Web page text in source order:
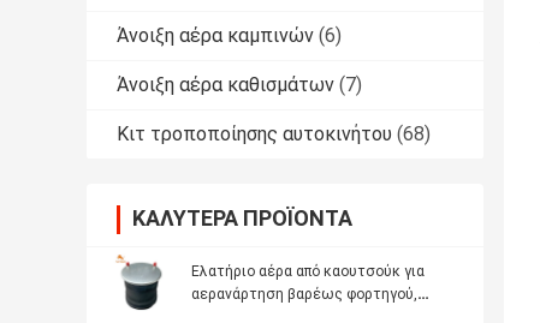
Άνοιξη αέρα καμπινών (6)
Άνοιξη αέρα καθισμάτων (7)
Κιτ τροποποίησης αυτοκινήτου (68)
ΚΑΛΎΤΕΡΑ ΠΡΟΪΌΝΤΑ
Ελατήριο αέρα από καουτσούκ για
αερανάρτηση βαρέως φορτηγού,